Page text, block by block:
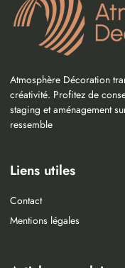
Atmosphère Décoration
créativité. Profitez de
staging et aménagement
ressemble
Liens utiles
Contact
Mentions légales